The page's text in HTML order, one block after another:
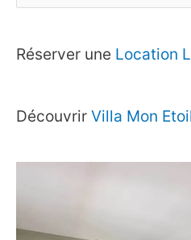
Réserver une Location
Découvrir Villa Mon